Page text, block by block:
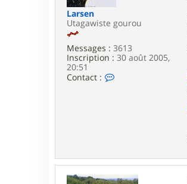
a
d
_
Larsen
Utagawiste gourou
Messages : 3613
Inscription : 30 août 2005,
20:51
Contact :
L
r